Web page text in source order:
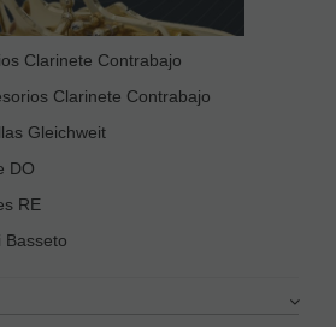
Clarinete Contrabajo
Clarinete Contrabajo
DO
RE
Basseto